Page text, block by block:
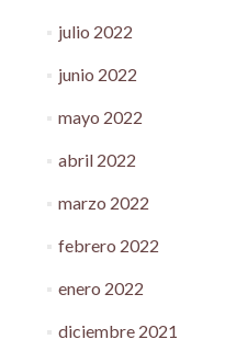
julio 2022
junio 2022
mayo 2022
abril 2022
marzo 2022
febrero 2022
enero 2022
diciembre 2021